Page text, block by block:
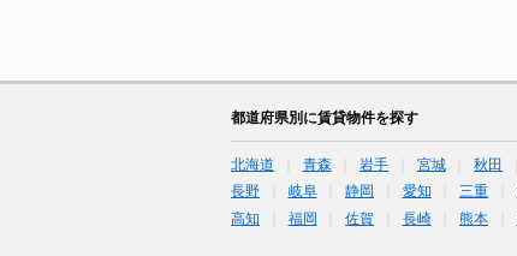
都道府県別に賃貸物件を探す
北海道 青森 岩手 宮城 秋田
長野
岐阜 静岡 愛知 三重
高知
福岡 佐賀 長崎 熊本